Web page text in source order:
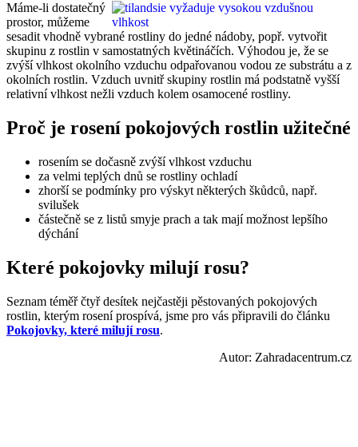
Máme-li dostatečný
prostor, můžeme
sesadit vhodně vybrané rostliny do jedné nádoby, popř. vytvořit
skupinu z rostlin v samostatných květináčích. Výhodou je, že se
zvýší vlhkost okolního vzduchu odpařovanou vodou ze substrátu a z
okolních rostlin. Vzduch uvnitř skupiny rostlin má podstatně vyšší
relativní vlhkost nežli vzduch kolem osamocené rostliny.
Proč je rosení pokojových rostlin užitečné
rosením se dočasně zvýší vlhkost vzduchu
za velmi teplých dnů se rostliny ochladí
zhorší se podmínky pro výskyt některých škůdců, např.
svilušek
částečně se z listů smyje prach a tak mají možnost lepšího
dýchání
Které pokojovky milují rosu?
Seznam téměř čtyř desítek nejčastěji pěstovaných pokojových
rostlin, kterým rosení prospívá, jsme pro vás připravili do článku
Pokojovky, které milují rosu.
Autor: Zahradacentrum.cz